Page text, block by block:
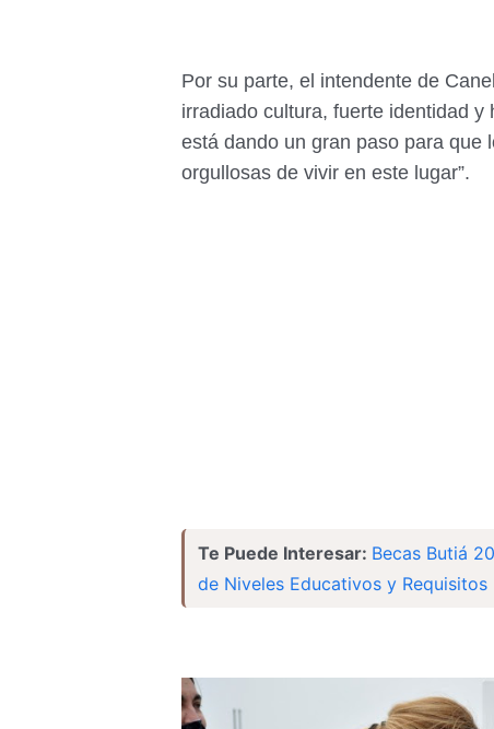
Por su parte, el intendente de
irradiado cultura, fuerte identidad
está dando un gran paso para que
orgullosas de vivir en este lugar”.
Te Puede Interesar: Becas Butiá
de Niveles Educativos y Requisitos